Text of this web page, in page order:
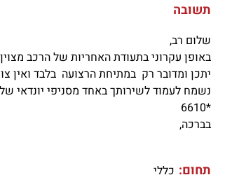
תשובה
שלום רב,
באופן עקרוני בתעודת האחריות של הרכב
יתכן ומדובר רק במתיחת הרצועה בלבד ואין
נשמח לעמוד לשירותך באחד מסניפי יונדאי
*6610
בברכה,
תחום: כללי